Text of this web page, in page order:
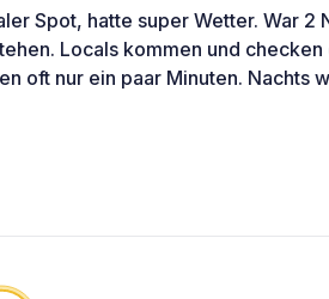
Spot, hatte super Wetter. War 2
Locals kommen und
oft nur ein paar Minuten. Nachts